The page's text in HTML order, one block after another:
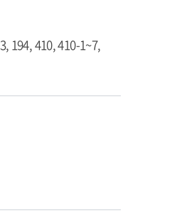
194, 410, 410-1~7,